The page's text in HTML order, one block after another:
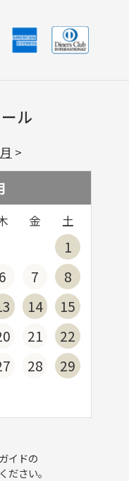
ル
金 土
1
6 7
8
14
15
21
22
28
29
イドの
ださい。